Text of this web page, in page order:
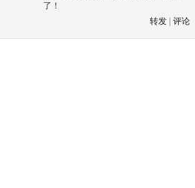
了！
转发
评论